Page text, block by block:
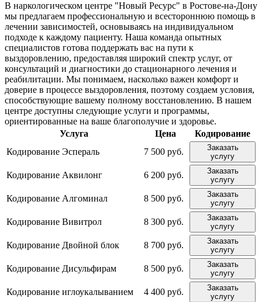
В наркологическом центре "Новый Ресурс" в Ростове-на-Дону
мы предлагаем профессиональную и всестороннюю помощь в
лечении зависимостей, основываясь на индивидуальном
подходе к каждому пациенту. Наша команда опытных
специалистов готова поддержать вас на пути к
выздоровлению, предоставляя широкий спектр услуг, от
консультаций и диагностики до стационарного лечения и
реабилитации. Мы понимаем, насколько важен комфорт и
доверие в процессе выздоровления, поэтому создаем условия,
способствующие вашему полному восстановлению. В нашем
центре доступны следующие услуги и программы,
ориентированные на ваше благополучие и здоровье.
Услуга
Цена
Кодирование
Кодирование Эспераль
7 500 руб.
Заказать
услугу
Кодирование Аквилонг 6 200 руб.
Заказать
услугу
Кодирование Алгоминал 8 500 руб.
Заказать
услугу
Кодирование Вивитрол 8 300 руб.
Заказать
услугу
Кодирование Двойной блок 8 700 руб.
Заказать
услугу
Кодирование Дисульфирам 8 500 руб.
Заказать
услугу
Кодирование иглоукалыванием 4 400 руб.
Заказать
услугу